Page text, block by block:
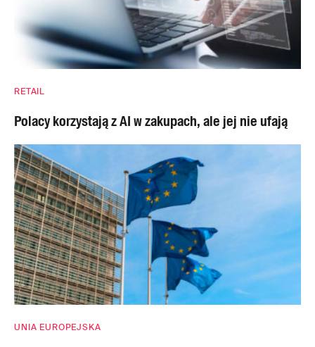
RETAIL
Polacy korzystają z AI w zakupach, ale jej nie ufają
UNIA EUROPEJSKA